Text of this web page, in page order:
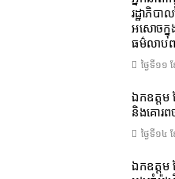
រដ្ឋាភិប
អសោចក្នុ
ធម៌លាប
ថ្ងៃទី១១
ឯកឧត្តម
និងគោរពច្
ថ្ងៃទី១៤
ឯកឧត្តម